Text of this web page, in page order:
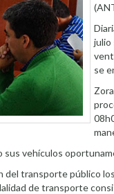
julio
se
vehículos
transporte público
de transporte